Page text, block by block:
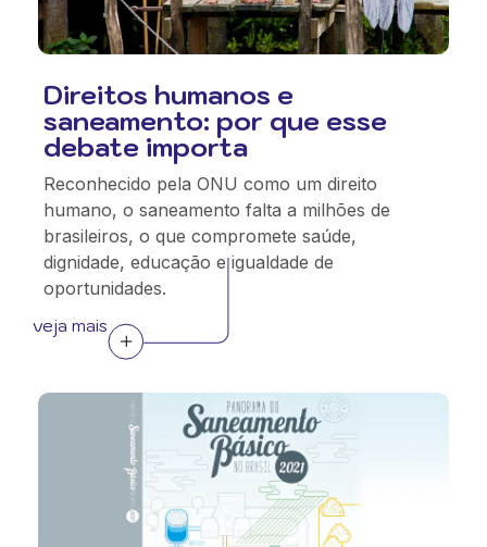
Direitos humanos e
saneamento: por que esse
debate importa
Reconhecido pela ONU como um direito
humano, o saneamento falta a milhões de
brasileiros, o que compromete saúde,
dignidade, educação e igualdade de
oportunidades.
veja mais